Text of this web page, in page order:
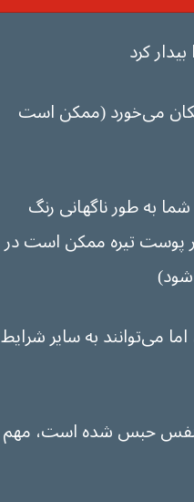
بچه شما سفت است، می‌لرزد یا تکان می‌خورد (ممکن است
به طور ناگهانی رنگ
خاکستری می‌شود (در پوست تیره ممکن است در
اینها می‌توانند علائم حبس نفس باشند، اما می‌توانند به سایر شرایط
تنفس حبس شده است، مهم